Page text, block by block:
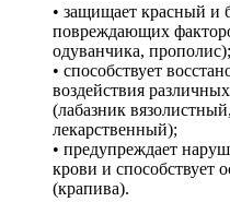
• защищает красный и
повреждающих
одуванчика, прополис);
• способствует
воздействия
(лабазник
лекарственный);
• предупреждает
крови и способствует
(крапива).